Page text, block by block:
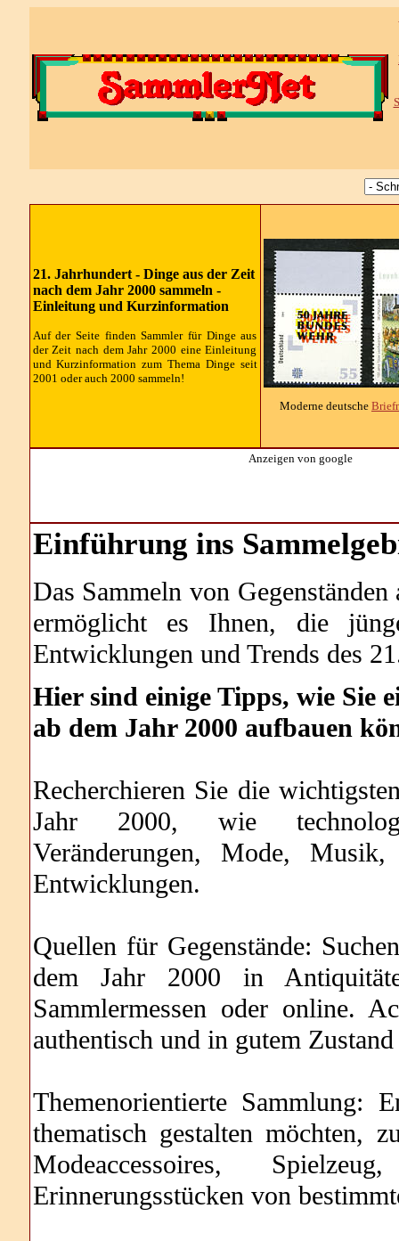
21. Jahrhundert - Dinge aus der Zeit
nach dem Jahr 2000 sammeln -
Einleitung und Kurzinformation
Auf der Seite finden Sammler für Dinge aus
der Zeit nach dem Jahr 2000 eine Einleitung
und Kurzinformation zum Thema Dinge seit
2001 oder auch 2000 sammeln!
Moderne deutsche
Anzeigen von google
Einführung ins
Das Sammeln von
ermöglicht es Ihnen, die
Entwicklungen und Trends des
Hier sind einige Tipps, wie Sie
ab dem Jahr 2000 aufbauen
Recherchieren Sie die
Jahr 2000, wie
Veränderungen, Mode,
Entwicklungen.
Quellen für Gegenstände:
dem Jahr 2000 in
Sammlermessen oder online.
authentisch und in gutem
Themenorientierte Sammlung:
thematisch gestalten möchten,
Modeaccessoires,
Erinnerungsstücken von